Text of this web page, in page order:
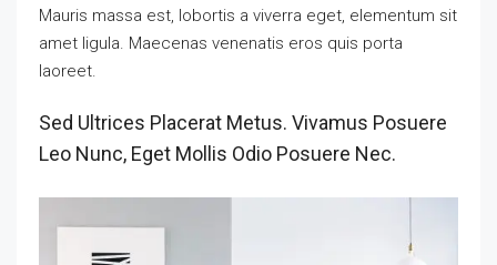
Mauris massa est, lobortis a viverra eget, elementum sit
amet ligula. Maecenas venenatis eros quis porta
laoreet.
Sed Ultrices Placerat Metus. Vivamus Posuere
Leo Nunc, Eget Mollis Odio Posuere Nec.